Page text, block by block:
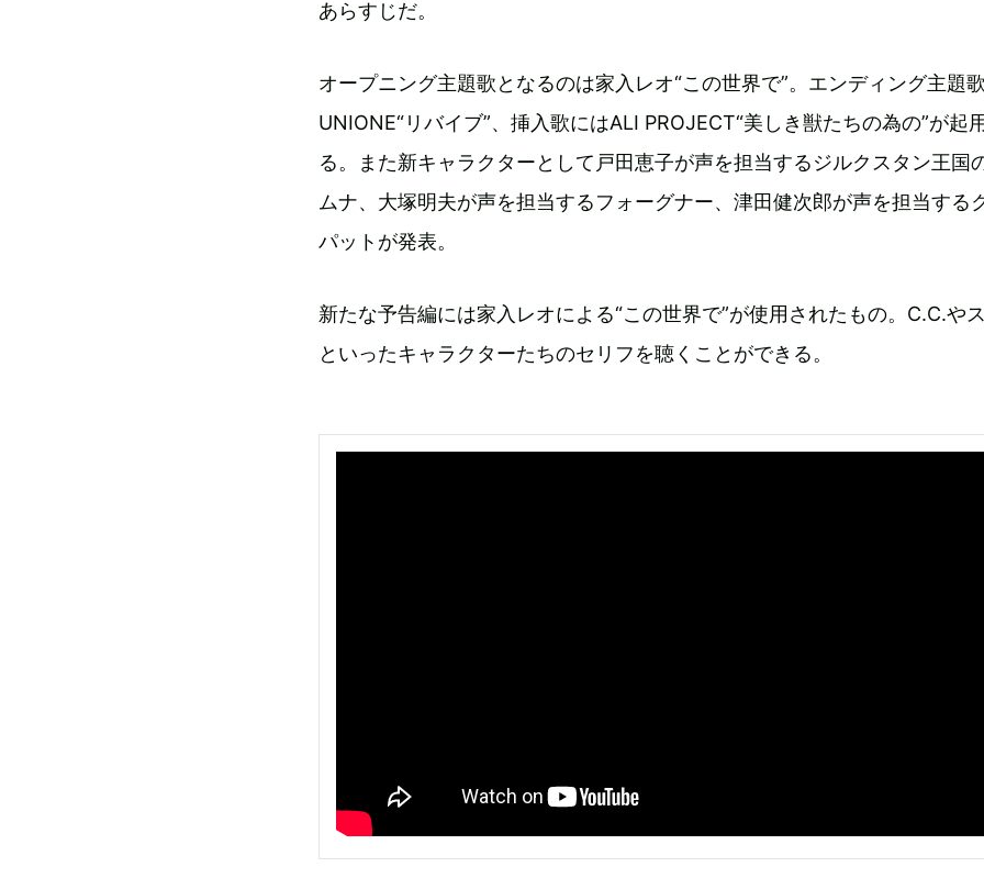
あらすじだ。
オープニング主題歌となるのは家入レオ“この世界で”。エンディング主題
UNIONE“リバイブ”、挿入歌にはALI PROJECT“美しき獣たちの為の”が起
る。また新キャラクターとして戸田恵子が声を担当するジルクスタン王国
ムナ、大塚明夫が声を担当するフォーグナー、津田健次郎が声を担当する
パットが発表。
新たな予告編には家入レオによる“この世界で”が使用されたもの。C.C.や
といったキャラクターたちのセリフを聴くことができる。